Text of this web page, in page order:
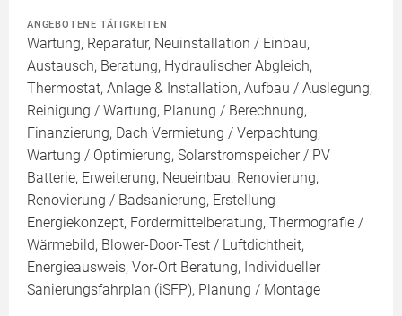
ANGEBOTENE TÄTIGKEITEN
Wartung, Reparatur, Neuinstallation / Einbau,
Austausch, Beratung, Hydraulischer Abgleich,
Thermostat, Anlage & Installation, Aufbau / Auslegung,
Reinigung / Wartung, Planung / Berechnung,
Finanzierung, Dach Vermietung / Verpachtung,
Wartung / Optimierung, Solarstromspeicher / PV
Batterie, Erweiterung, Neueinbau, Renovierung,
Renovierung / Badsanierung, Erstellung
Energiekonzept, Fördermittelberatung, Thermografie /
Wärmebild, Blower-Door-Test / Luftdichtheit,
Energieausweis, Vor-Ort Beratung, Individueller
Sanierungsfahrplan (iSFP), Planung / Montage